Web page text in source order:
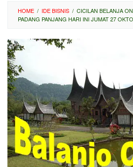
HOME / IDE BISNIS / CICILAN BELANJA
PADANG PANJANG HARI INI JUMAT 27